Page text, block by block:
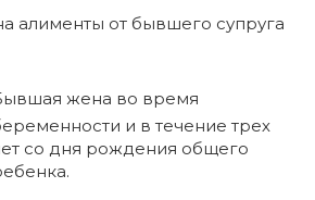
алименты от бывшего супруга
жена во время
и в течение трех
со дня рождения общего